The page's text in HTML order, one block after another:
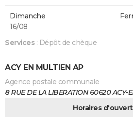
Dimanche
16/08
Services: Dépôt de chèque
ACY EN MULTIEN AP
Agence postale communale
8 RUE DE LA LIBERATION 60620 ACY-
Horaires